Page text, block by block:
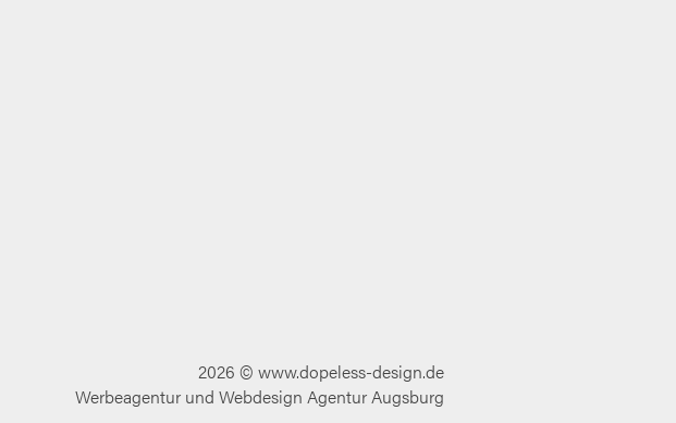
Impressum
Datenschutz
2026 © www.dopeless-design.de
Werbeagentur und Webdesign Agentur Augsburg